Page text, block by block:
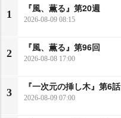
1
『風、薫る』第20週
2026-08-09 08:15
2
『風、薫る』第96回
2026-08-08 17:00
3
『一次元の挿し木』第6話
2026-08-09 07:00